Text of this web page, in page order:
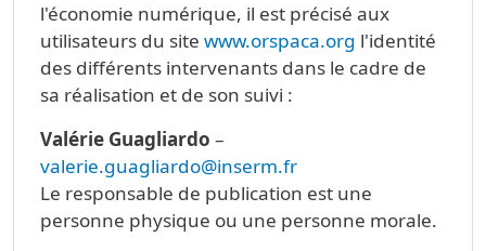
l'économie numérique, il est précisé aux
utilisateurs du site www.orspaca.org l'identité
des différents intervenants dans le cadre de
sa réalisation et de son suivi :
Valérie Guagliardo –
valerie.guagliardo@inserm.fr
Le responsable de publication est une
personne physique ou une personne morale.